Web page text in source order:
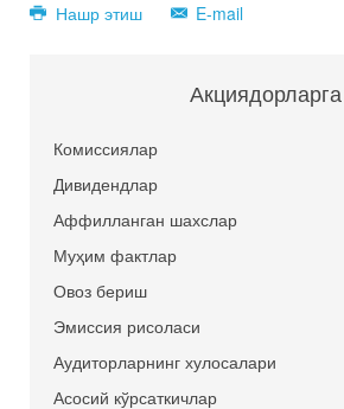
Нашр этиш E-mail
Акциядорларга
Комиссиялар
Дивидендлар
Аффилланган шахслар
Муҳим фактлар
Овоз бериш
Эмиссия рисоласи
Аудиторларнинг хулосалари
Асосий кўрсаткичлар